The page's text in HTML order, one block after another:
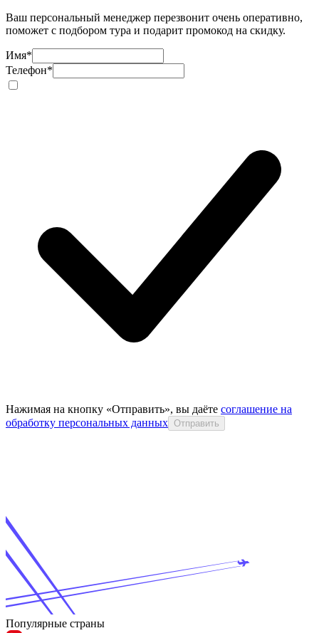
Ваш персональный менеджер перезвонит очень оперативно,
поможет с подбором тура и подарит промокод на скидку.
Имя*
Телефон*
Нажимая на кнопку «Отправить», вы даёте соглашение на
обработку персональных данных Отправить
Популярные страны